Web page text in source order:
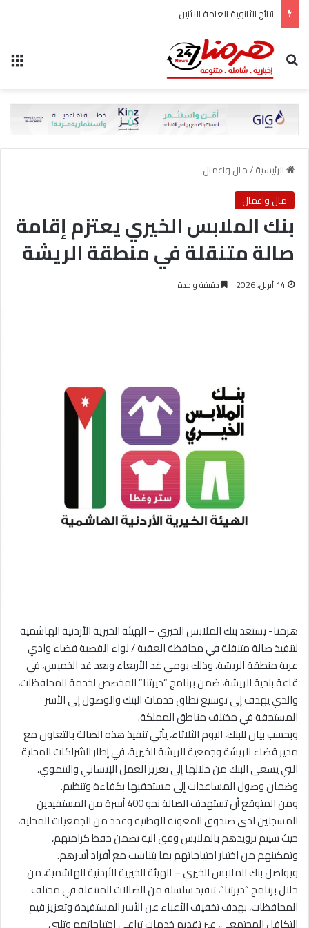
نتائج الثانوية العامة الاثنين
بحث عن
الرئيسية/مال واعمال
مال واعمال
بنك الملابس الخيري يعتزم إقامة
صالة متنقلة في منطقة الريشة
14 أبريل، 2026 دقيقة واحدة
هرمنا- يستعد بنك الملابس الخيري – الهيئة الخيرية الأردنية الهاشمية
لتنفيذ صالة متنقلة في محافظة العقبة / لواء القصبة قضاء وادي
عربة منطقة الريشة، وذلك يومي غد الأربعاء وبعد غد الخميس، في
قاعة بلدية الريشة، ضمن برنامج “ديرتنا” المخصص لخدمة المحافظات،
والذي يهدف إلى توسيع نطاق خدمات البنك والوصول إلى الأسر
المستحقة في مختلف مناطق المملكة.
وبحسب بيان للبنك، اليوم الثلاثاء، يأتي تنفيذ هذه الصالة بالتعاون مع
مدير قضاء الريشة وجمعية الريشة الخيرية، في إطار الشراكات المحلية
التي يسعى البنك من خلالها إلى تعزيز العمل الإنساني والتنموي،
وضمان وصول المساعدات إلى مستحقيها بكفاءة وتنظيم.
ومن المتوقع أن تستهدف الصالة نحو 400 أسرة من المستفيدين
المسجلين لدى صندوق المعونة الوطنية وعدد من الجمعيات المحلية،
حيث سيتم تزويدهم بالملابس وفق آلية تضمن حفظ كرامتهم،
وتمكينهم من اختيار احتياجاتهم بما يتناسب مع أفراد أسرهم.
ويواصل بنك الملابس الخيري – الهيئة الخيرية الأردنية الهاشمية، من
خلال برنامج “ديرتنا”، تنفيذ سلسلة من الصالات المتنقلة في مختلف
المحافظات، بهدف تخفيف الأعباء عن الأسر المستفيدة وتعزيز قيم